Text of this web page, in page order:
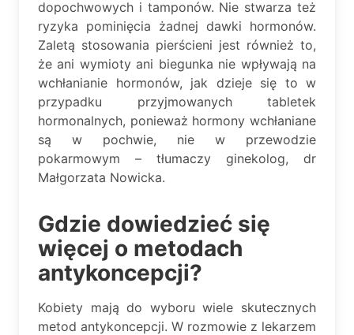
dopochwowych i tamponów. Nie stwarza też
ryzyka pominięcia żadnej dawki hormonów.
Zaletą stosowania pierścieni jest również to,
że ani wymioty ani biegunka nie wpływają na
wchłanianie hormonów, jak dzieje się to w
przypadku przyjmowanych tabletek
hormonalnych, ponieważ hormony wchłaniane
są w pochwie, nie w przewodzie
pokarmowym – tłumaczy ginekolog, dr
Małgorzata Nowicka.
Gdzie dowiedzieć się
więcej o metodach
antykoncepcji?
Kobiety mają do wyboru wiele skutecznych
metod antykoncepcji. W rozmowie z lekarzem